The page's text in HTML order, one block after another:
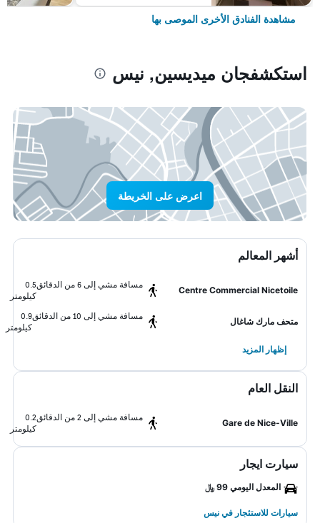
مشاهدة الفنادق الأخرى الموصى بها
استكشفجان ميديسين, نيس
اعرض على الخريطة
أشهر المعالم
Centre Commercial Nicetoile
مسافة مشي إلى 6 من الدقائق
0.5
كيلومتر
متحف مارك شاغال
مسافة مشي إلى 10 من الدقائق
0.9
كيلومتر
إظهار المزيد
النقل العام
Gare de Nice-Ville
مسافة مشي إلى 2 من الدقائق
0.2
كيلومتر
سيارت ايجار
المعدل اليومي 99 ﷼
سيارات للاستئجار في نيس